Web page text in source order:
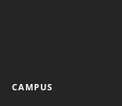
CAMPUS